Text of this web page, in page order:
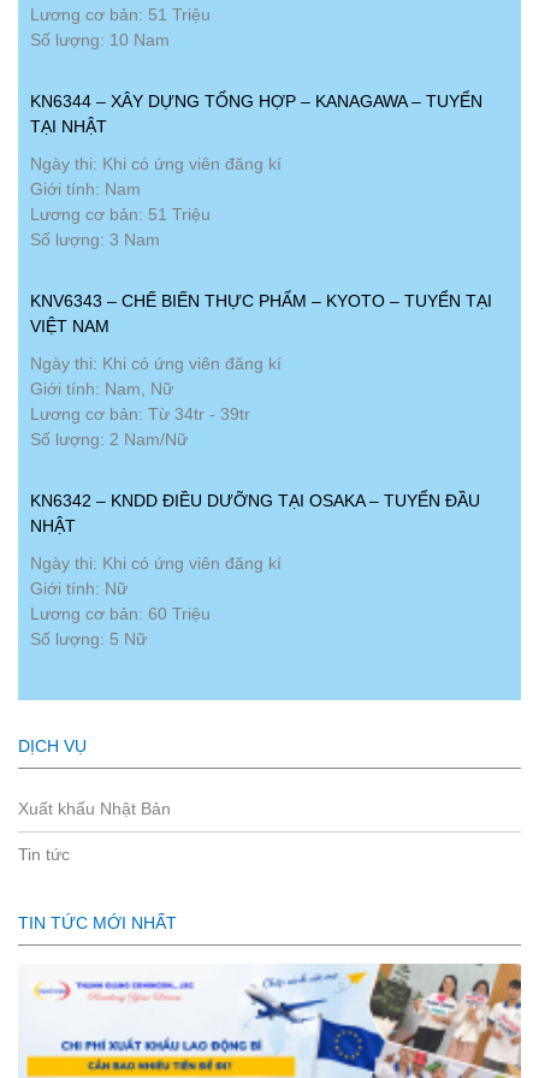
Lương cơ bản: 51 Triệu
Số lượng: 10 Nam
KN6344 – XÂY DỰNG TỔNG HỢP – KANAGAWA – TUYỂN
TẠI NHẬT
Ngày thi: Khi có ứng viên đăng kí
Giới tính: Nam
Lương cơ bản: 51 Triệu
Số lượng: 3 Nam
KNV6343 – CHẾ BIẾN THỰC PHẨM – KYOTO – TUYỂN TẠI
VIỆT NAM
Ngày thi: Khi có ứng viên đăng kí
Giới tính: Nam, Nữ
Lương cơ bản: Từ 34tr - 39tr
Số lượng: 2 Nam/Nữ
KN6342 – KNDD ĐIỀU DƯỠNG TẠI OSAKA – TUYỂN ĐẦU
NHẬT
Ngày thi: Khi có ứng viên đăng kí
Giới tính: Nữ
Lương cơ bản: 60 Triệu
Số lượng: 5 Nữ
DỊCH VỤ
Xuất khẩu Nhật Bản
Tin tức
TIN TỨC MỚI NHẤT